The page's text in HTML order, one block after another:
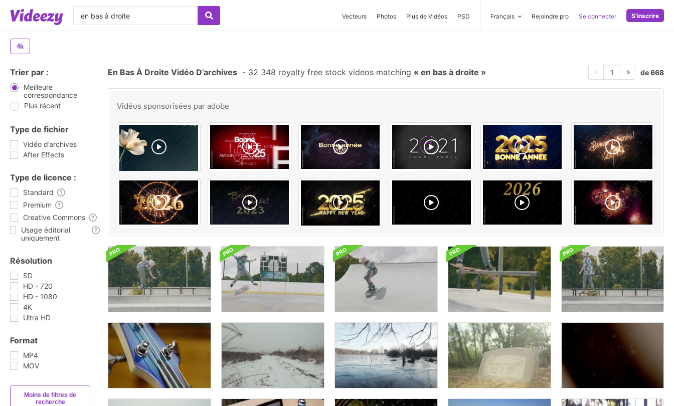
Vecteurs Photos Plus de Vidéos PSD Français Rejoindre pro Se connecter S'inscrire
4k
Trier par :
Meilleure
correspondance
Plus récent
Type de fichier
Vidéo d’archives
After Effects
Type de licence :
Standard
Premium
Creative Commons
Usage éditorial
uniquement
Résolution
SD
HD - 720
HD - 1080
4K
Ultra HD
Format
MP4
MOV
Moins de filtres de
recherche
En Bas À Droite Vidéo D’archives - 32 348 royalty free stock videos matching en bas à droite 1 de 668
Vidéos sponsorisées par adobe